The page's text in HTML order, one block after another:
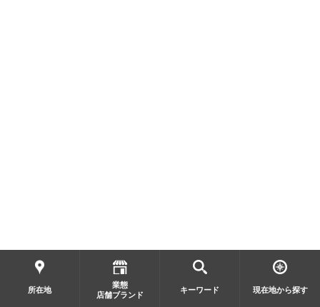
所在地
業態
店舗ブランド
キーワード 現在地から探す